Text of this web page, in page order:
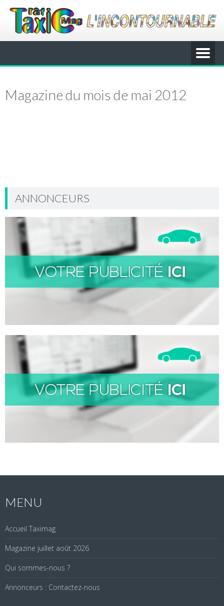
Magazine du mois de mai 2012
ANNONCEURS
MENU
Accueil Taximag
Magazine juillet août 2026
Qui sommes-nous ?
Annonceurs : Contactez-nous